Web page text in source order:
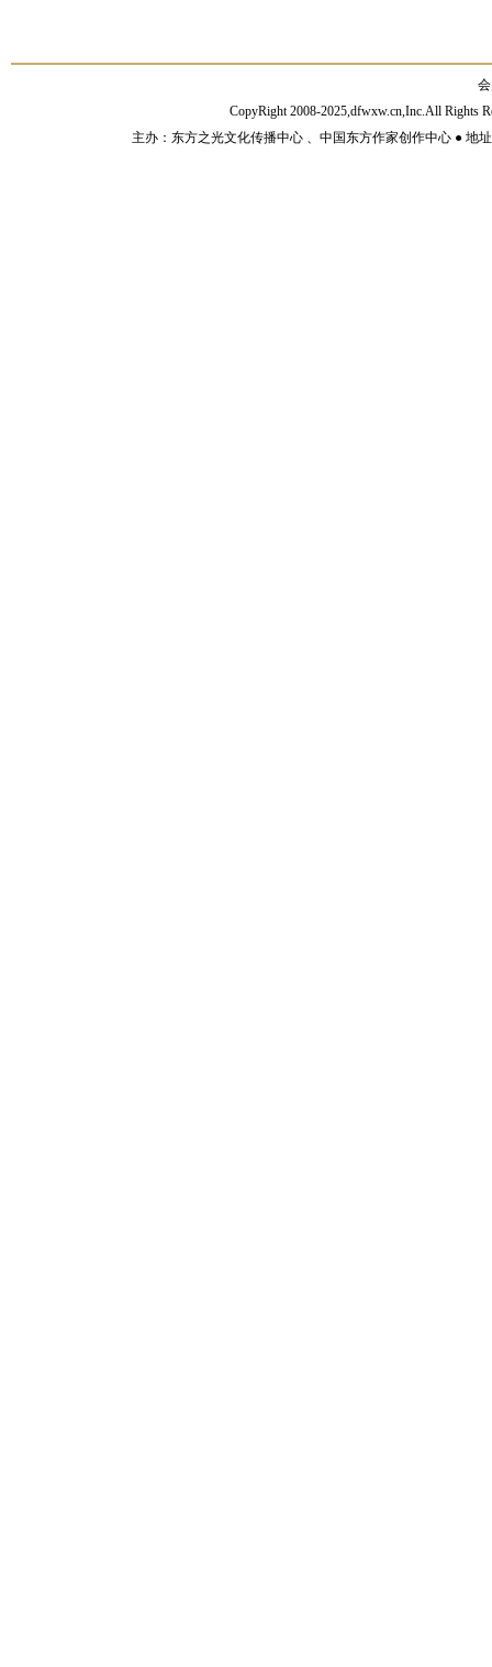
CopyRight 2008-2025,dfwxw.cn,Inc.All Rights
主办：东方之光文化传播中心 、中国东方作家创作中心 ● 地